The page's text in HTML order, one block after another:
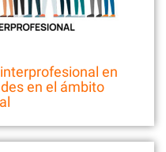
en
en el ámbito